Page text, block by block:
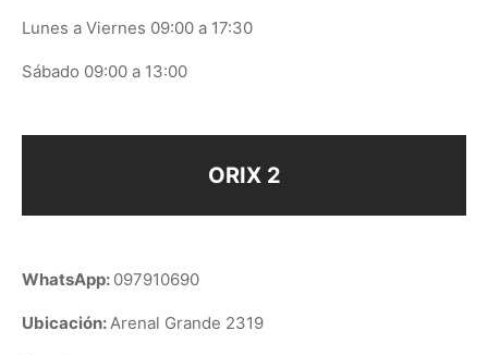
Lunes a Viernes 09:00 a 17:30
Sábado 09:00 a 13:00
ORIX 2
WhatsApp: 097910690
Ubicación:Arenal Grande 2319